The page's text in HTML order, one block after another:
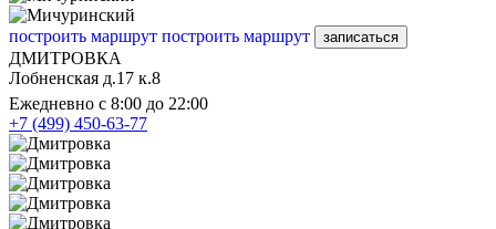
построить маршрут построить маршрут записаться
ДМИТРОВКА
Лобненская д.17 к.8
Ежедневно с 8:00 до 22:00
+7 (499) 450-63-77